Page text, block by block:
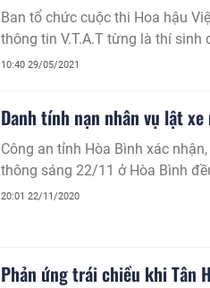
Ban tổ chức cuộc thi Hoa hậu
thông tin V.T.A.T từng là thí sinh
10:40 29/05/2021
Danh tính nạn nhân vụ lật
Công an tỉnh Hòa Bình xác nhận, 2 nạn nhân tử vong vụ tai nạn giao
thông sáng 22/11 ở Hòa Bình
20:01 22/11/2020
Phản ứng trái chiều khi Tân